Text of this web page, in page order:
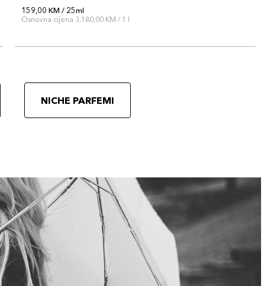
159,00 KM / 25ml
Osnovna cijena 3.180,00 KM / 1 l
NICHE PARFEMI